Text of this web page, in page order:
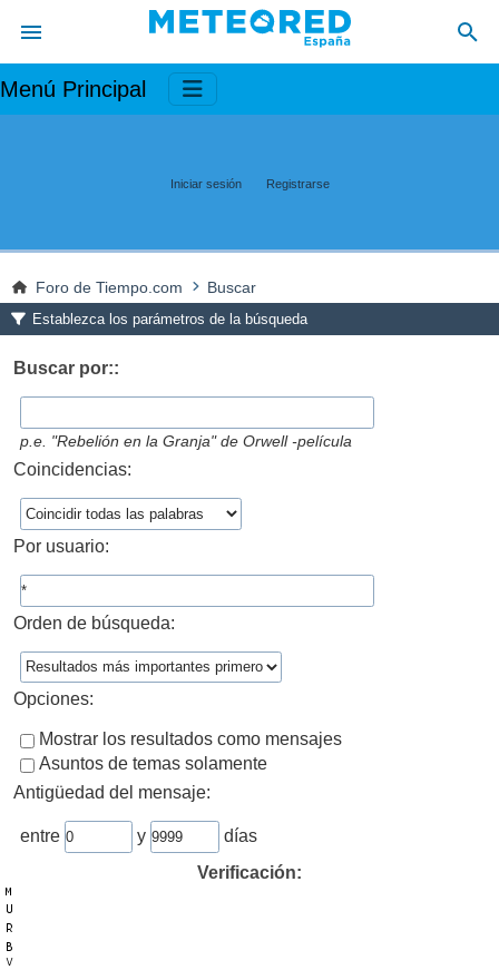
Menú Principal
Iniciar sesión Registrarse
Foro de Tiempo.com Buscar
Establezca los parámetros de la búsqueda
Buscar por::
p.e. "Rebelión en la Granja" de Orwell -película
Coincidencias:
Por usuario:
Orden de búsqueda:
Opciones:
Mostrar los resultados como mensajes
Asuntos de temas solamente
Antigüedad del mensaje:
entre y
días
Verificación: